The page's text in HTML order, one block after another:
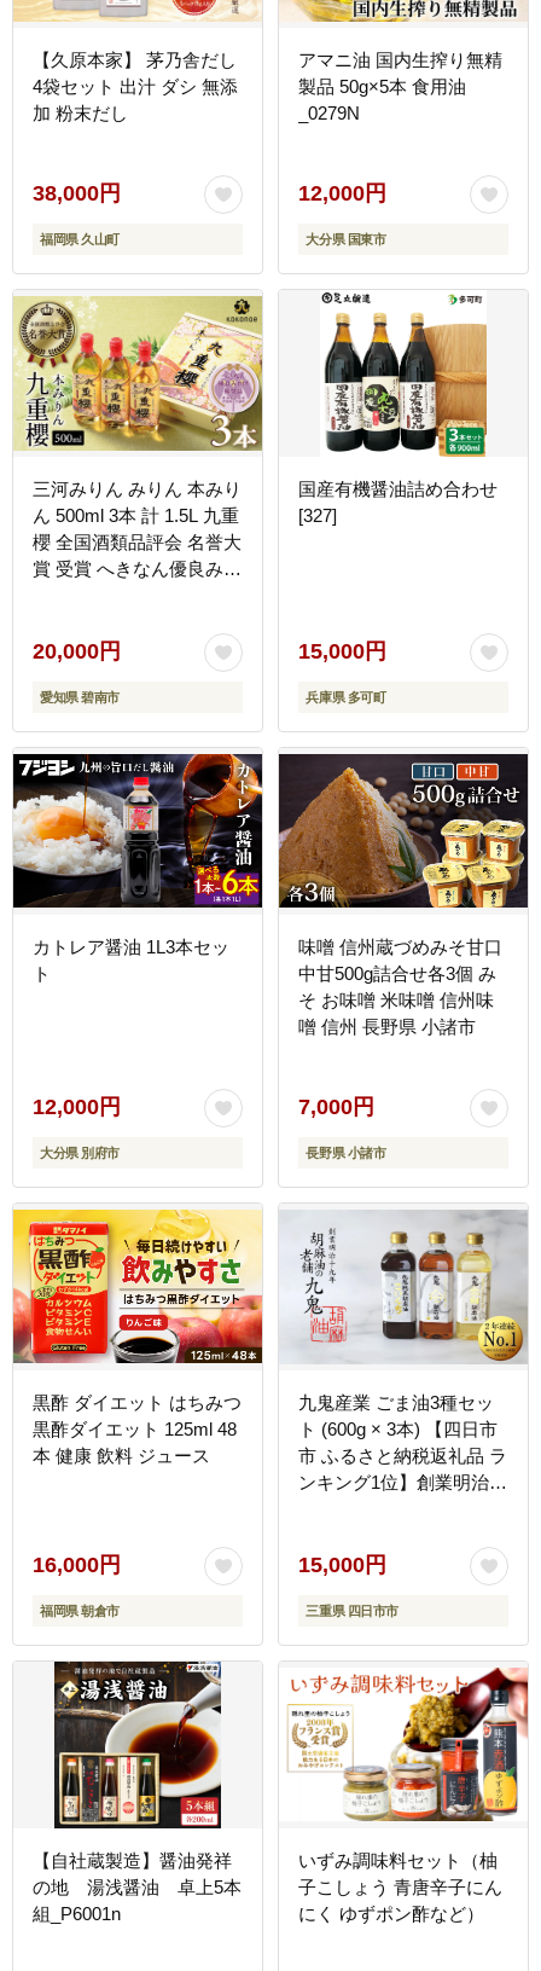
【久原本家】 茅乃舎だし
4袋セット 出汁 ダシ 無添
加 粉末だし
38,000円
福岡県 久山町
アマニ油 国内生搾り無精
製品 50g×5本 食用油
_0279N
12,000円
大分県 国東市
三河みりん みりん 本みり
ん 500ml 3本 計 1.5L 九重
櫻 全国酒類品評会 名誉大
賞 受賞 へきなん優良みや
じっくり 醸造 原材料 厳
選 国産 もち米 自然な甘
み 豊富なうま味 料亭の味
料理 調味料 愛知県 碧南
市 送料無料 H002-098
20,000円
愛知県 碧南市
国産有機醤油詰め合わせ
[327]
15,000円
兵庫県 多可町
カトレア醤油 1L3本セッ
ト
12,000円
大分県 別府市
味噌 信州蔵づめみそ甘口
中甘500g詰合せ各3個 み
そ お味噌 米味噌 信州味
噌 信州 長野県 小諸市
7,000円
長野県 小諸市
黒酢 ダイエット はちみつ
黒酢ダイエット 125ml 48
本 健康 飲料 ジュース
16,000円
福岡県 朝倉市
九鬼産業 ごま油3種セッ
ト (600g × 3本) 【四日市
市 ふるさと納税返礼品 ラ
ンキング1位】創業明治
に変えるごま油。九鬼産
3本セット ゴマ油 胡麻油
ごま油 ドレッシング 調味
料 料理 お祝い 贈答品 贈
り物 ギフト ミシュラン 2
つ星の割烹でも使用 四日
市 四日市市 四日市市ふる
さと納税
15,000円
三重県 四日市市
【自社蔵製造】醤油発祥
の地 湯浅醤油 卓上5本
組_P6001n
いずみ調味料セット（柚
子こしょう 青唐辛子にん
にく ゆずポン酢など）